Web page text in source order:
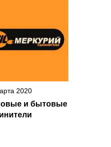
2020
и бытовые